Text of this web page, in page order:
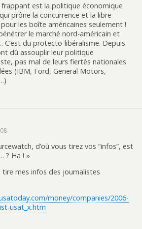
frappant est la politique économique
prône la concurrence et la libre
les boîte américaines seulement !
le marché nord-américain et
C’est du protecto-libéralisme. Depuis
dû assouplir leur politique
pas mal de leurs fiertés nationales
(IBM, Ford, General Motors,
d’où vous tirez vos “infos”, est
? Ha ! »
tire mes infos des journalistes
money/companies/2006-
usat_x.htm